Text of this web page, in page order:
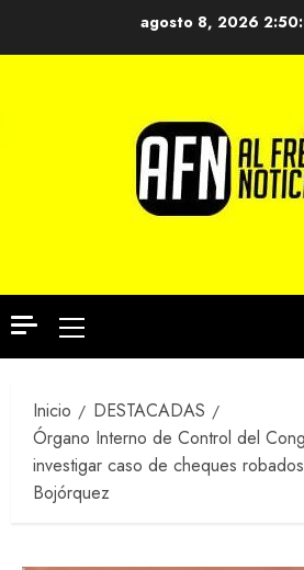
agosto 8, 2026
Menú
principal
Inicio
DESTACADAS
Órgano Interno de Control del
investigar caso de cheques
Bojórquez